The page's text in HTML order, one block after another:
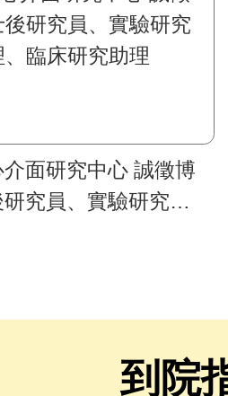
面研究中心 誠徵博
究員、實驗研究助
到院